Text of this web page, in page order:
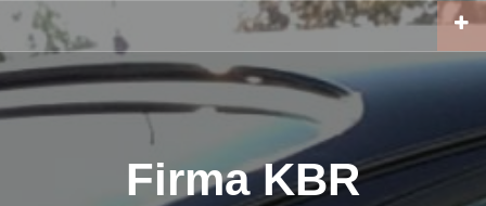
Inhalt
springen
Firma KBR